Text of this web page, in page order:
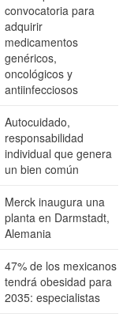
convocatoria para
adquirir
medicamentos
genéricos,
oncológicos y
antiinfecciosos
Autocuidado,
responsabilidad
individual que genera
un bien común
Merck inaugura una
planta en Darmstadt,
Alemania
47% de los mexicanos
tendrá obesidad para
2035: especialistas